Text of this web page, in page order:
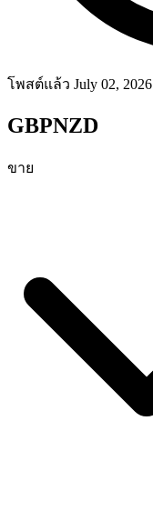
โพสต์แล้ว July 02, 2026
GBPNZD
ขาย